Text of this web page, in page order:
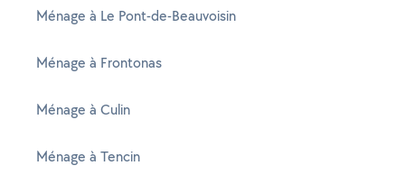
Ménage à Le Pont-de-Beauvoisin
Ménage à Frontonas
Ménage à Culin
Ménage à Tencin